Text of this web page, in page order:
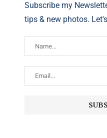
Subscribe my
tips & new photos.